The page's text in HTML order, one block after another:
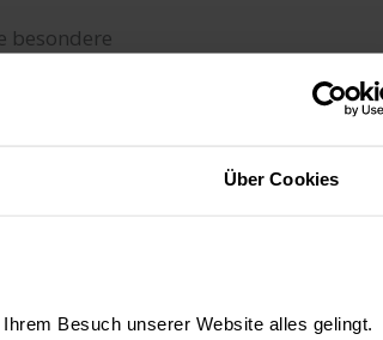
Über Cookies
Besuch unserer Website alles gelingt.
besondere
Material. Das ist